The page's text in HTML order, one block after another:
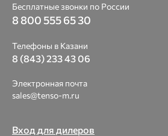
Бесплатные звонки по России
8 800 555 65 30
Телефоны в Казани
8 (843) 233 43 06
Электронная почта
sales@tenso-m.ru
Вход для дилеров